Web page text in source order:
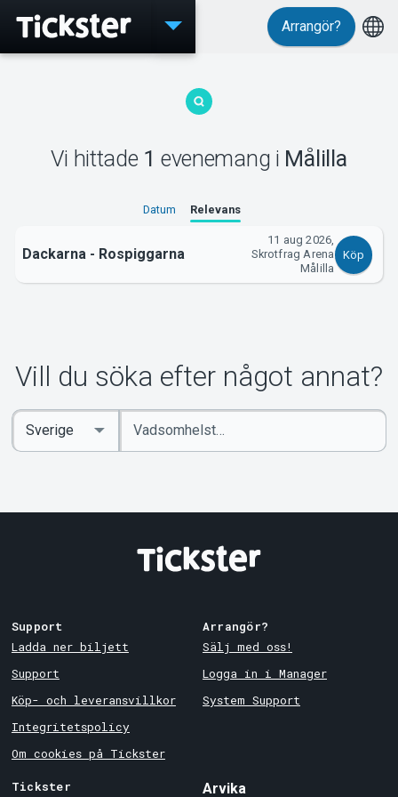
Evenemang
MyTickster
Support
Om Tickster
Arrangör?
Vi hittade 1 evenemang i Målilla
Datum Relevans
Dackarna - Rospiggarna
11 aug 2026,
Skrotfrag Arena
Målilla
Köp
Vill du söka efter något annat?
Ange
sökord
Select
Country
Support
Ladda ner biljett
Support
Köp- och leveransvillkor
Integritetspolicy
Om cookies på Tickster
Arrangör?
Sälj med oss!
Logga in i Manager
System Support
Tickster Arvika